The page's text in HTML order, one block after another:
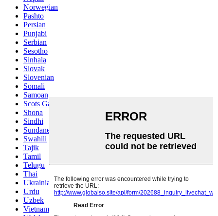
Norwegian
Pashto
Persian
Punjabi
Serbian
Sesotho
Sinhala
Slovak
Slovenian
Somali
Samoan
Scots Gaelic
Shona
Sindhi
Sundanese
Swahili
Tajik
Tamil
Telugu
Thai
Ukrainian
Urdu
Uzbek
Vietnamese